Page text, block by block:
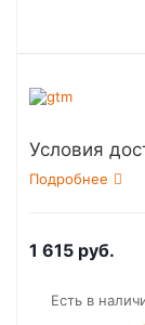
Условия
Подробнее
1 615 руб.
Есть в